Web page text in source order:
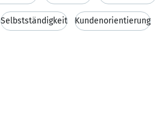
Selbstständigkeit Kundenorientierung